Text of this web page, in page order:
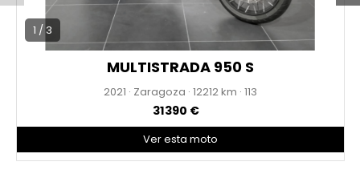
1 / 3
MULTISTRADA 950 S
2021 · Zaragoza · 12212 · 113
31390 €
Ver esta moto